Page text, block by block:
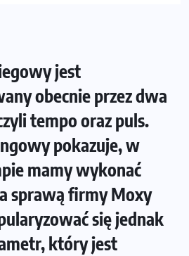
jest
obecnie przez dwa
tempo oraz puls.
pokazuje, w
mamy wykonać
sprawą firmy Moxy
się jednak
który jest